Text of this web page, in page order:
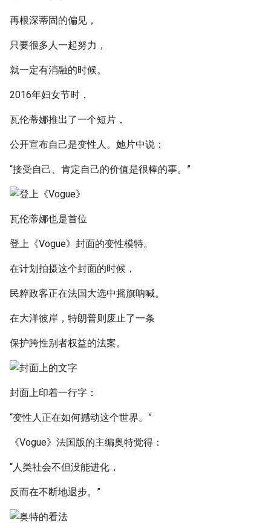
再根深蒂固的偏见，
只要很多人一起努力，
就一定有消融的时候。
2016年妇女节时，
瓦伦蒂娜推出了一个短片，
公开宣布自己是变性人。她片中说：
“接受自己、肯定自己的价值是很棒的事。”
瓦伦蒂娜也是首位
登上《Vogue》封面的变性模特。
在计划拍摄这个封面的时候，
民粹政客正在法国大选中摇旗呐喊。
在大洋彼岸，特朗普则废止了一条
保护跨性别者权益的法案。
封面上印着一行字：
“变性人正在如何撼动这个世界。”
《Vogue》法国版的主编奥特觉得：
“人类社会不但没能进化，
反而在不断地退步。”